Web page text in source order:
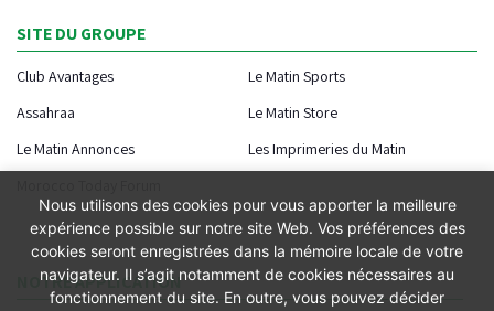
SITE DU GROUPE
Club Avantages
Le Matin Sports
Assahraa
Le Matin Store
Le Matin Annonces
Les Imprimeries du Matin
NOTRE APPLICATION
Nous utilisons des cookies pour vous apporter la meilleure
expérience possible sur notre site Web. Vos préférences des
cookies seront enregistrées dans la mémoire locale de votre
navigateur. Il s’agit notamment de cookies nécessaires au
fonctionnement du site. En outre, vous pouvez décider